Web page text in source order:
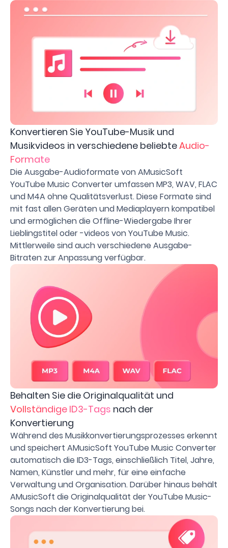
Konvertieren Sie YouTube-Musik und
Musikvideos in verschiedene beliebteAudio-
Formate
Die Ausgabe-Audioformate von AMusicSoft
YouTube Music Converter umfassen MP3, WAV, FLAC
und M4A ohne Qualitätsverlust. Diese Formate sind
mit fast allen Geräten und Mediaplayern kompatibel
und ermöglichen die Offline-Wiedergabe Ihrer
Lieblingstitel oder -videos von YouTube Music.
Mittlerweile sind auch verschiedene Ausgabe-
Bitraten zur Anpassung verfügbar.
Behalten Sie die Originalqualität und
Vollständige ID3-Tags nach der
Konvertierung
Während des Musikkonvertierungsprozesses erkennt
und speichert AMusicSoft YouTube Music Converter
automatisch die ID3-Tags, einschließlich Titel, Jahre,
Namen, Künstler und mehr, für eine einfache
Verwaltung und Organisation. Darüber hinaus behält
AMusicSoft die Originalqualität der YouTube Music-
Songs nach der Konvertierung bei.